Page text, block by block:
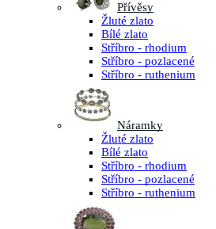
Přívěsy
Žluté zlato
Bílé zlato
Stříbro - rhodium
Stříbro - pozlacené
Stříbro - ruthenium
Náramky
Žluté zlato
Bílé zlato
Stříbro - rhodium
Stříbro - pozlacené
Stříbro - ruthenium